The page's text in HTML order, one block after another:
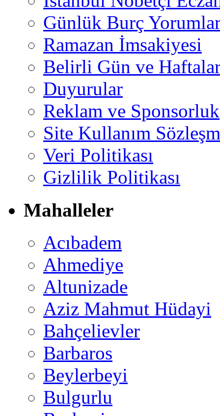
Günlük Burç
Ramazan İmsakiyesi
Belirli Gün ve
Duyurular
Reklam ve Sponsorluk
Site Kullanım
Veri Politikası
Gizlilik Politikası
Mahalleler
Acıbadem
Ahmediye
Altunizade
Aziz Mahmut Hüdayi
Bahçelievler
Barbaros
Beylerbeyi
Bulgurlu